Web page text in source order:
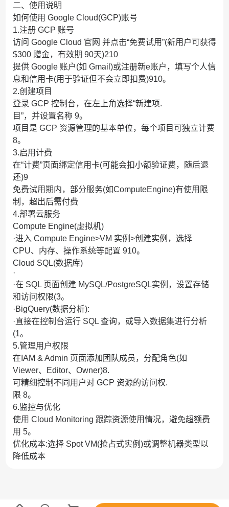
二、使用说明
如何使用 Google Cloud(GCP)账号
1.注册 GCP 账号
访问 Google Cloud 官网 并点击“免费试用”(新用户可获得
$300 赠金，有效期 90天)210
提供 Google 账户(如 Gmail)或注册新e账户，填写个人信
息和信用卡(用于验证但不会立即扣费)910。
2.创建项目
登录 GCP 控制台，在左上角选择“新建项.
目”，并设置名称 9。
项目是 GCP 资源管理的基本单位，每个项目可独立计费
8。
3.启用计费
在“计费”页面绑定信用卡(可能会扣小额验证费，随后退
还)9
免费试用期内，部分服务(如ComputeEngine)有使用限
制，超出后需付费
4.部署云服务
Compute Engine(虚拟机)
·进入 Compute Engine>VM 实例>创建实例，选择
CPU、内存、操作系统等配置 910。
Cloud SQL(数据库)
·
·在 SQL 页面创建 MySQL/PostgreSQL实例，设置存储
和访问权限(3。
·BigQuery(数据分析):
·直接在控制台运行 SQL 查询，或导入数据集进行分析
(1。
5.管理用户权限
在IAM & Admin 页面添加团队成员，分配角色(如
Viewer、Editor、Owner)8.
可精细控制不同用户对 GCP 资源的访问权.
限 8。
6.监控与优化
使用 Cloud Monitoring 跟踪资源使用情况，避免超额费
用 5。
优化成本:选择 Spot VM(抢占式实例)或调整机器类型以
降低成本